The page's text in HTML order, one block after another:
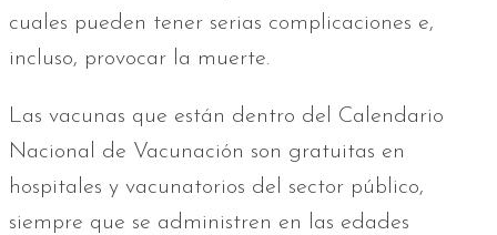
cuales pueden tener serias complicaciones e,
incluso, provocar la muerte.
Las vacunas que están dentro del Calendario
Nacional de Vacunación son gratuitas en
hospitales y vacunatorios del sector público,
siempre que se administren en las edades